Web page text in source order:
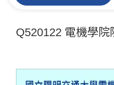
Q520122 電機學院